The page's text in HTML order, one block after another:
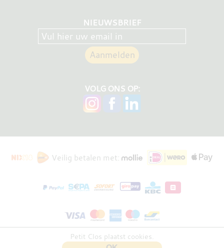
NIEUWSBRIEF
VOLG ONS OP:
Veilig betalen met:
Bloembraadenversie 0.31.1
Petit Clos plaatst cookies.